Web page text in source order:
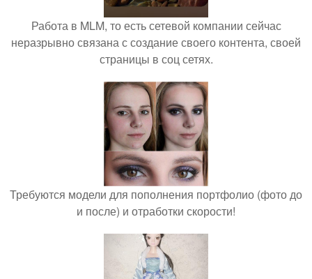
Работа в MLM, то есть сетевой компании сейчас
неразрывно связана с создание своего контента, своей
страницы в соц сетях.
Требуются модели для пополнения портфолио (фото до
и после) и отработки скорости!